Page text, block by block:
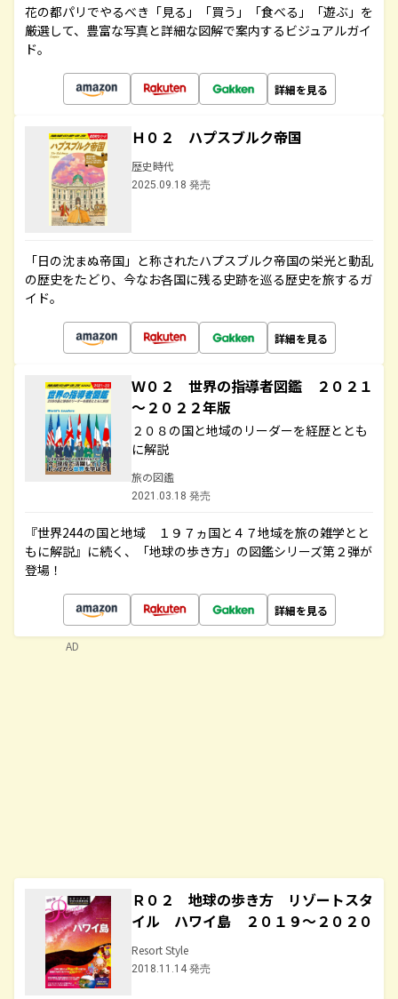
花の都パリでやるべき「見る」「買う」「食べる」「遊ぶ」を
厳選して、豊富な写真と詳細な図解で案内するビジュアルガイ
ド。
詳細を見る
Ｈ０２ ハプスブルク帝国
歴史時代
2025.09.18 発売
「日の沈まぬ帝国」と称されたハプスブルク帝国の栄光と動乱
の歴史をたどり、今なお各国に残る史跡を巡る歴史を旅するガ
イド。
詳細を見る
Ｗ０２ 世界の指導者図鑑 ２０２１
～２０２２年版
２０８の国と地域のリーダーを経歴ととも
に解説
旅の図鑑
2021.03.18 発売
『世界244の国と地域 １９７ヵ国と４７地域を旅の雑学とと
もに解説』に続く、「地球の歩き方」の図鑑シリーズ第２弾が
登場！
詳細を見る
Ｒ０２ 地球の歩き方 リゾートスタ
イル ハワイ島 ２０１９～２０２０
Resort Style
2018.11.14 発売
AD